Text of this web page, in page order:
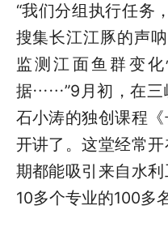
“我们分组执行任务
搜集长江江豚的声
监测江面鱼群变
据……”9月初，在三
石小涛的独创课程
开讲了。这堂经常
期都能吸引来自水
10多个专业的100多